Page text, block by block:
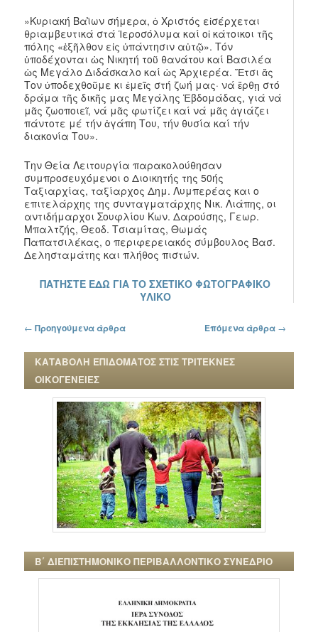
»Κυριακή Βαῒων σήμερα, ὁ Χριστός εἰσέρχεται
θριαμβευτικά στά Ἱεροσόλυμα καί οἱ κάτοικοι τῆς
πόλης «ἐξῆλθον εἰς ὑπάντησιν αὐτῷ». Τόν
ὑποδέχονται ὡς Νικητή τοῦ θανάτου καί Βασιλέα
ὡς Μεγάλο Διδάσκαλο καί ὡς Ἀρχιερέα. Ἔτσι ἄς
Τον ὑποδεχθοῦμε κι ἐμεῖς στή ζωή μας· νά ἔρθῃ στό
δράμα τῆς δικῆς μας Μεγάλης Ἑβδομάδας, γιά νά
μᾶς ζωοποιεῖ, νά μᾶς φωτίζει καί νά μᾶς ἁγιάζει
πάντοτε μέ τήν ἀγάπη Του, τήν θυσία καί τήν
διακονία Του».
Την Θεία Λειτουργία παρακολούθησαν
συμπροσευχόμενοι ο Διοικητής της 50ής
Ταξιαρχίας, ταξίαρχος Δημ. Λυμπερέας και ο
επιτελάρχης της συνταγματάρχης Νικ. Λιάπης, οι
αντιδήμαρχοι Σουφλίου Κων. Δαρούσης, Γεωρ.
Μπαλτζής, Θεοδ. Τσιαμίτας, Θωμάς
Παπατσιλέκας, ο περιφερειακός σύμβουλος Βασ.
Δελησταμάτης και πλήθος πιστών.
ΠΑΤΗΣΤΕ ΕΔΩ ΓΙΑ ΤΟ ΣΧΕΤΙΚΟ ΦΩΤΟΓΡΑΦΙΚΟ
ΥΛΙΚΟ
Πλοήγηση στα άρθρα
← Προηγούμενα άρθρα Επόμενα άρθρα →
ΚΑΤΑΒΟΛΗ ΕΠΙΔΟΜΑΤΟΣ ΣΤΙΣ ΤΡΙΤΕΚΝΕΣ
ΟΙΚΟΓΕΝΕΙΕΣ
Β΄ ΔΙΕΠΙΣΤΗΜΟΝΙΚΟ ΠΕΡΙΒΑΛΛΟΝΤΙΚΟ ΣΥΝΕΔΡΙΟ